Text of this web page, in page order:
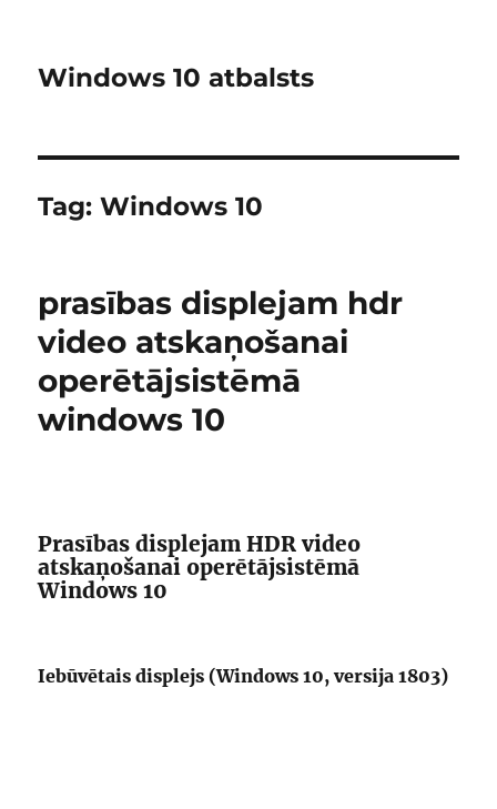
Windows 10 atbalsts
Tag:Windows 10
prasības displejam hdr
video atskaņošanai
operētājsistēmā
windows 10
Prasības displejam HDR video
atskaņošanai operētājsistēmā
Windows 10
Iebūvētais displejs (Windows 10, versija 1803)